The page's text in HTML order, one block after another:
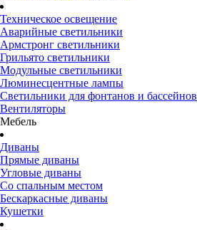
Техническое освещение
Аварийные светильники
Армстронг светильники
Грильято светильники
Модульные светильники
Люминесцентные лампы
Светильники для фонтанов и бассейнов
Вентиляторы
Мебель
Диваны
Прямые диваны
Угловые диваны
Со спальным местом
Бескаркасные диваны
Кушетки